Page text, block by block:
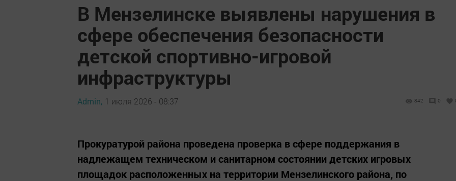
В Мензелинске выявлены нарушения в
сфере обеспечения безопасности
детской спортивно-игровой
инфраструктуры
Admin, 1 июля 2026 - 08:37 842 0
Прокуратурой района проведена проверка в сфере поддержания в
надлежащем техническом и санитарном состоянии детских игровых
площадок расположенных на территории Мензелинского района, по